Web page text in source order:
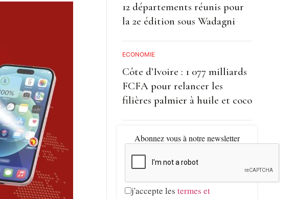
12 départements réunis pour
la 2e édition sous Wadagni
ECONOMIE
Côte d’Ivoire : 1 077 milliards
FCFA pour relancer les
filières palmier à huile et coco
Abonnez vous à notre newsletter
j'accepte les termes et